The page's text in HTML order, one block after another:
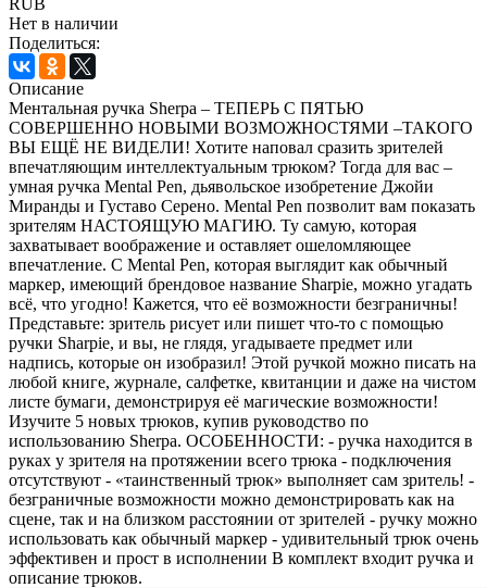
Нет в наличии
Поделиться:
Описание
Ментальная ручка Sherpa – ТЕПЕРЬ С ПЯТЬЮ
СОВЕРШЕННО НОВЫМИ ВОЗМОЖНОСТЯМИ –ТАКОГО
ВЫ ЕЩЁ НЕ ВИДЕЛИ! Хотите наповал сразить зрителей
впечатляющим интеллектуальным трюком? Тогда для вас –
умная ручка Mental Pen, дьявольское изобретение Джойи
Миранды и Густаво Серено. Mental Pen позволит вам показать
зрителям НАСТОЯЩУЮ МАГИЮ. Ту самую, которая
захватывает воображение и оставляет ошеломляющее
впечатление. С Mental Pen, которая выглядит как обычный
маркер, имеющий брендовое название Sharpie, можно угадать
всё, что угодно! Кажется, что её возможности безграничны!
Представьте: зритель рисует или пишет что-то с помощью
ручки Sharpie, и вы, не глядя, угадываете предмет или
надпись, которые он изобразил! Этой ручкой можно писать на
любой книге, журнале, салфетке, квитанции и даже на чистом
листе бумаги, демонстрируя её магические возможности!
Изучите 5 новых трюков, купив руководство по
использованию Sherpa. ОСОБЕННОСТИ: - ручка находится в
руках у зрителя на протяжении всего трюка - подключения
отсутствуют - «таинственный трюк» выполняет сам зритель! -
безграничные возможности можно демонстрировать как на
сцене, так и на близком расстоянии от зрителей - ручку можно
использовать как обычный маркер - удивительный трюк очень
эффективен и прост в исполнении В комплект входит ручка и
описание трюков.